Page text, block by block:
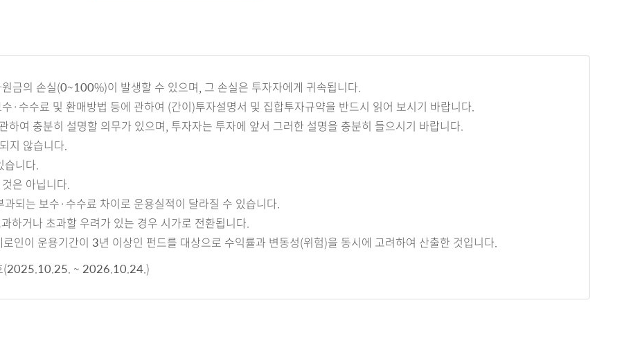
금의 손실(0~100%)이 발생할 수 있으며, 그 손실은 투자자에게 귀속됩니다.
·수수료 및 환매방법 등에 관하여 (간이)투자설명서 및 집합투자규약을 반드시 읽어 보시기 바랍니다.
하여 충분히 설명할 의무가 있으며, 투자자는 투자에 앞서 그러한 설명을 충분히 들으시기 바랍니다.
지 않습니다.
습니다.
은 아닙니다.
되는 보수·수수료 차이로 운용실적이 달라질 수 있습니다.
거나 초과할 우려가 있는 경우 시가로 전환됩니다.
인이 운용기간이 3년 이상인 펀드를 대상으로 수익률과 변동성(위험)을 동시에 고려하여 산출한 것입니다.
(2025.10.25. ~ 2026.10.24.)